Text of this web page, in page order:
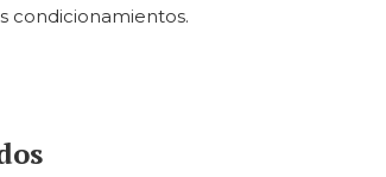
condicionamientos.